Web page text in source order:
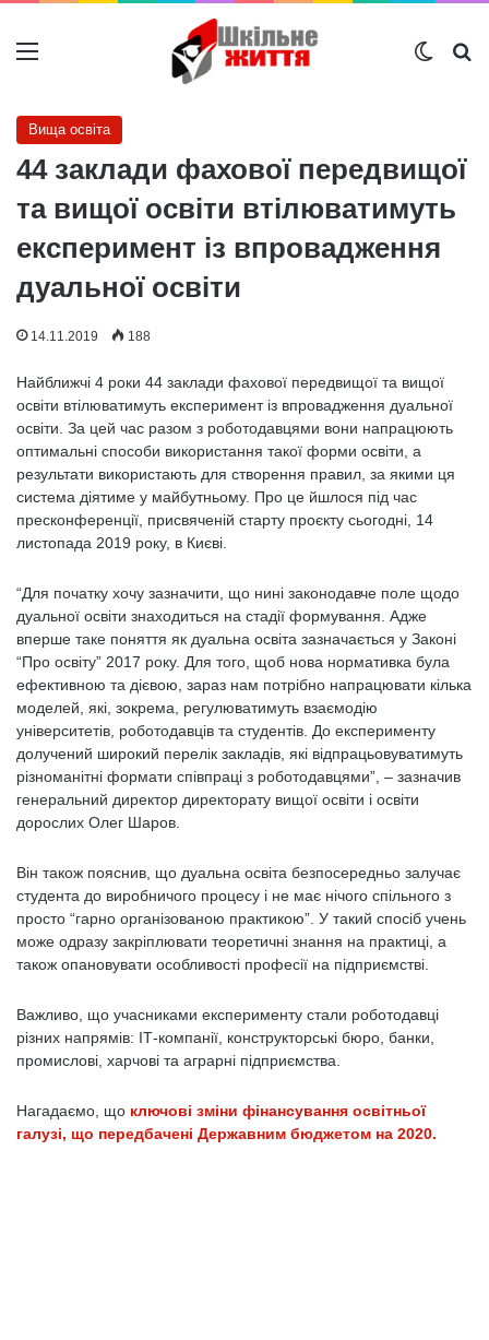
Меню
Вища освіта
44 заклади фахової передвищої
та вищої освіти втілюватимуть
експеримент із впровадження
дуальної освіти
14.11.2019 188
Найближчі 4 роки 44 заклади фахової передвищої та вищої
освіти втілюватимуть експеримент із впровадження дуальної
освіти. За цей час разом з роботодавцями вони напрацюють
оптимальні способи використання такої форми освіти, а
результати використають для створення правил, за якими ця
система діятиме у майбутньому. Про це йшлося під час
пресконференції, присвяченій старту проєкту сьогодні, 14
листопада 2019 року, в Києві.
“Для початку хочу зазначити, що нині законодавче поле щодо
дуальної освіти знаходиться на стадії формування. Адже
вперше таке поняття як дуальна освіта зазначається у Законі
“Про освіту” 2017 року. Для того, щоб нова нормативка була
ефективною та дієвою, зараз нам потрібно напрацювати кілька
моделей, які, зокрема, регулюватимуть взаємодію
університетів, роботодавців та студентів. До експерименту
долучений широкий перелік закладів, які відпрацьовуватимуть
різноманітні формати співпраці з роботодавцями”, – зазначив
генеральний директор директорату вищої освіти і освіти
дорослих Олег Шаров.
Він також пояснив, що дуальна освіта безпосередньо залучає
студента до виробничого процесу і не має нічого спільного з
просто “гарно організованою практикою”. У такий спосіб учень
може одразу закріплювати теоретичні знання на практиці, а
також опановувати особливості професії на підприємстві.
Важливо, що учасниками експерименту стали роботодавці
різних напрямів: ІТ-компанії, конструкторські бюро, банки,
промислові, харчові та аграрні підприємства.
Нагадаємо, що ключові зміни фінансування освітньої
галузі, що передбачені Державним бюджетом на 2020.